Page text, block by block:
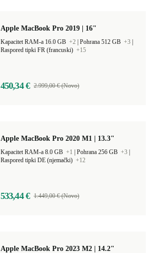
Apple MacBook Pro 2019 | 16"
Kapacitet RAM-a 16.0 GB +2 Pohrana 512 GB +3
Raspored tipki FR (francuski) +15
450,34 € 2.999,00 € (Novo)
Apple MacBook Pro 2020 M1 | 13.3"
Kapacitet RAM-a 8.0 GB +1 Pohrana 256 GB +3
Raspored tipki DE (njemački) +12
533,44 € 1.449,00 € (Novo)
Apple MacBook Pro 2023 M2 | 14.2"